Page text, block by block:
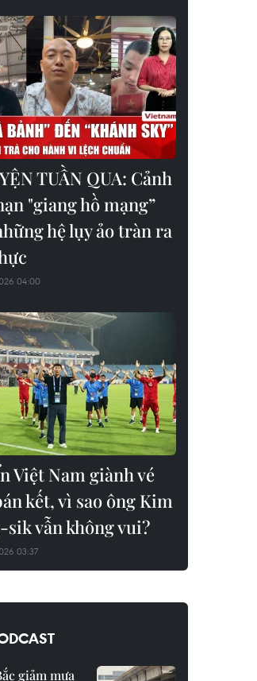
TUẦN QUA: Cảnh
"giang hồ mạng”
hệ lụy ảo tràn ra
04:00
Việt Nam giành vé
kết, vì sao ông Kim
sik vẫn không vui?
03:37
giảm mưa